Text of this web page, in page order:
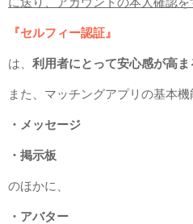
『セルフィー認証』
は、 利用者にとって安心感が高
また、マッチングアプリの基本機
・メッセージ
・掲示板
のほかに、
・アバター